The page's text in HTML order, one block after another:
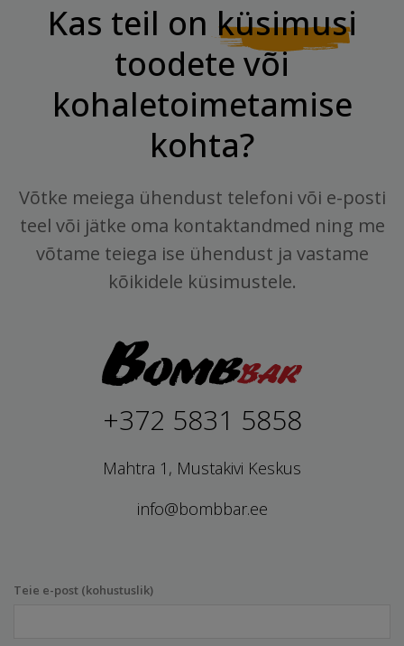
Kas teil on küsimusi
toodete või
kohaletoimetamise
kohta?
Võtke meiega ühendust telefoni või e-posti
teel või jätke oma kontaktandmed ning me
võtame teiega ise ühendust ja vastame
kõikidele küsimustele.
+372 5831 5858
Mahtra 1, Mustakivi Keskus
info@bombbar.ee
Teie e-post (kohustuslik)